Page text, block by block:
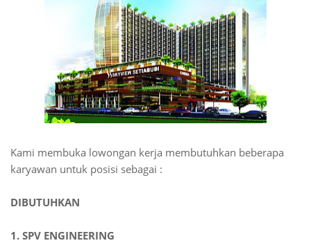
Kami membuka lowongan kerja membutuhkan beberapa
karyawan untuk posisi sebagai :
DIBUTUHKAN
1. SPV ENGINEERING